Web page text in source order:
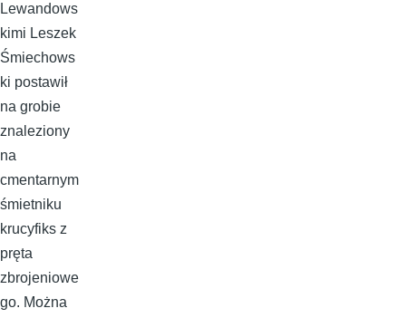
Lewandows
kimi Leszek
Śmiechows
ki postawił
na grobie
znaleziony
na
cmentarnym
śmietniku
krucyfiks z
pręta
zbrojeniowe
go. Można